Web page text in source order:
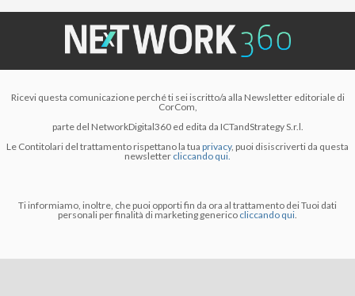
Ricevi questa comunicazione perché ti sei iscritto/a alla Newsletter editoriale di
CorCom,
parte del NetworkDigital360 ed edita da ICTandStrategy S.r.l.
Le Contitolari del trattamento rispettano la tua privacy, puoi disiscriverti da questa
newsletter cliccando qui.
Ti informiamo, inoltre, che puoi opporti fin da ora al trattamento dei Tuoi dati
personali per finalità di marketing generico cliccando qui.